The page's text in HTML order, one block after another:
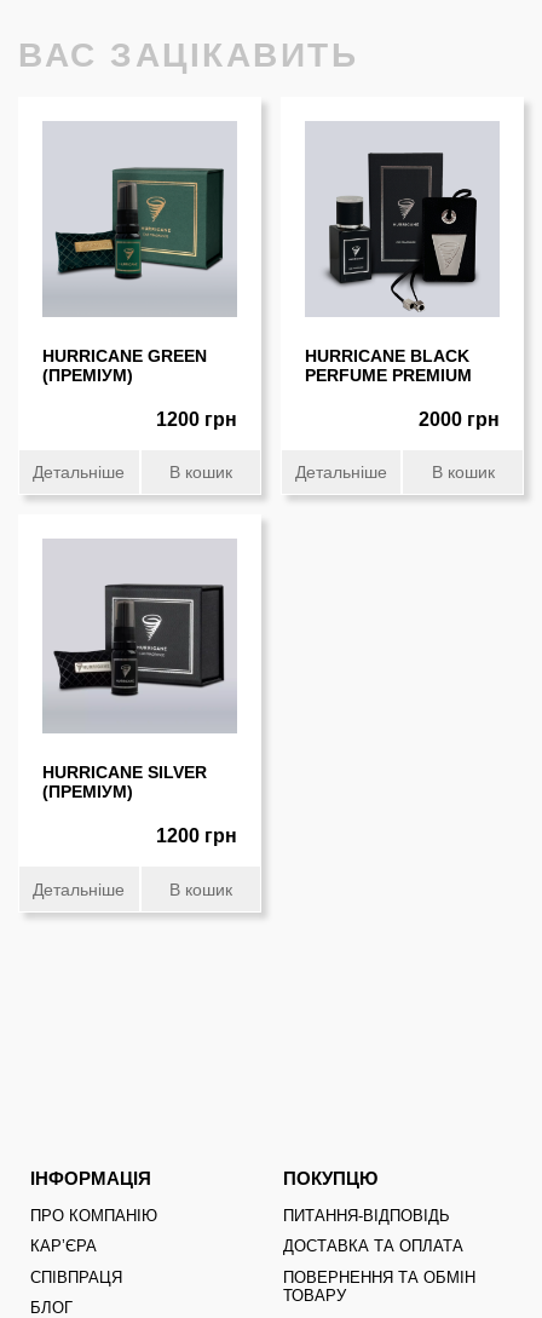
ВАС ЗАЦІКАВИТЬ
HURRICANE GREEN
(ПРЕМІУМ)
1200 грн
Детальніше В кошик
HURRICANE BLACK
PERFUME PREMIUM
2000 грн
Детальніше В кошик
HURRICANE SILVER
(ПРЕМIУМ)
1200 грн
Детальніше В кошик
ІНФОРМАЦІЯ
ПРО КОМПАНІЮ
КАРʼЄРА
СПІВПРАЦЯ
БЛОГ
ПОКУПЦЮ
ПИТАННЯ-ВІДПОВІДЬ
ДОСТАВКА ТА ОПЛАТА
ПОВЕРНЕННЯ ТА ОБМІН
ТОВАРУ